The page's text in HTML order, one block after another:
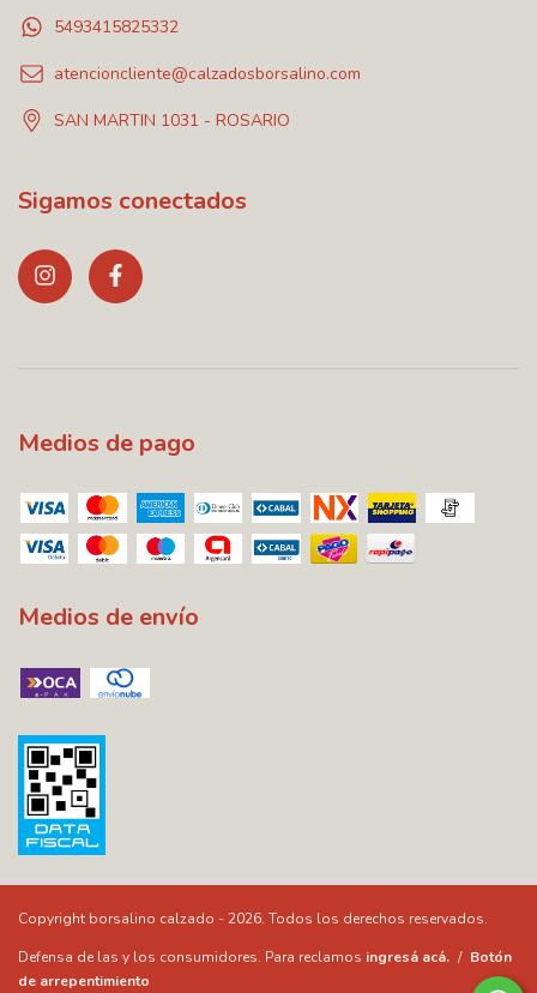
5493415825332
atencioncliente@calzadosborsalino.com
SAN MARTIN 1031 - ROSARIO
Sigamos conectados
Medios de pago
Medios de envío
Copyright borsalino calzado - 2026. Todos los derechos reservados.
Defensa de las y los consumidores. Para reclamos ingresá acá. / Botón
de arrepentimiento